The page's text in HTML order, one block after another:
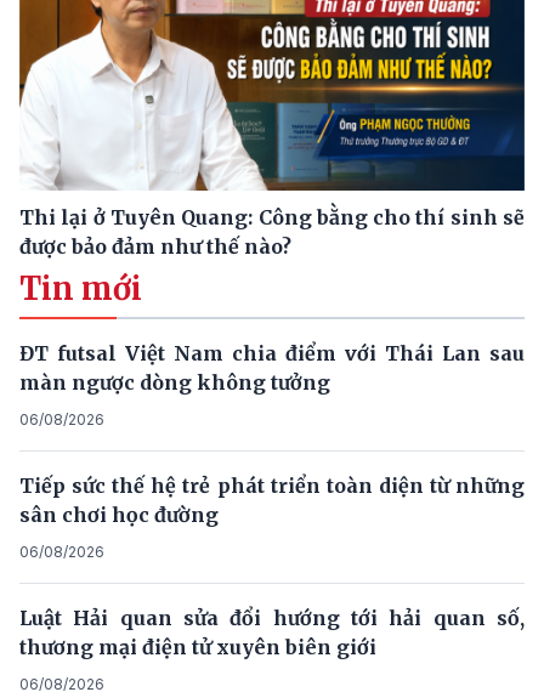
Thi lại ở Tuyên Quang: Công bằng cho thí sinh sẽ
được bảo đảm như thế nào?
Tin mới
ĐT futsal Việt Nam chia điểm với Thái Lan sau
màn ngược dòng không tưởng
06/08/2026
Tiếp sức thế hệ trẻ phát triển toàn diện từ những
sân chơi học đường
06/08/2026
Luật Hải quan sửa đổi hướng tới hải quan số,
thương mại điện tử xuyên biên giới
06/08/2026